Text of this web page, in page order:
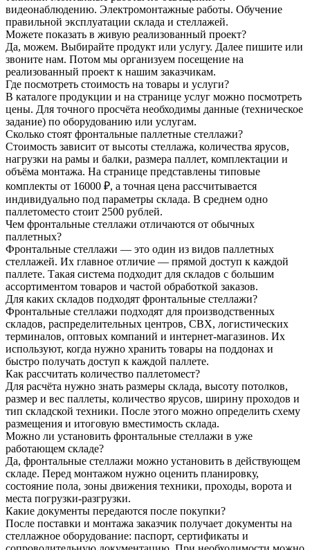
видеонаблюдению. Электромонтажные работы. Обучение
правильной эксплуатации склада и стеллажей.
Можете показать в живую реализованный проект?
Да, можем. Выбирайте продукт или услугу. Далее пишите или
звоните нам. Потом мы организуем посещение на
реализованный проект к нашим заказчикам.
Где посмотреть стоимость на товары и услуги?
В каталоге продукции и на странице услуг можно посмотреть
цены. Для точного просчёта необходимы данные (техническое
задание) по оборудованию или услугам.
Сколько стоят фронтальные паллетные стеллажи?
Стоимость зависит от высоты стеллажа, количества ярусов,
нагрузки на рамы и балки, размера паллет, комплектации и
объёма монтажа. На странице представлены типовые
комплекты от 16000 ₽, а точная цена рассчитывается
индивидуально под параметры склада. В среднем одно
паллетоместо стоит 2500 рублей.
Чем фронтальные стеллажи отличаются от обычных
паллетных?
Фронтальные стеллажи — это один из видов паллетных
стеллажей. Их главное отличие — прямой доступ к каждой
паллете. Такая система подходит для складов с большим
ассортиментом товаров и частой обработкой заказов.
Для каких складов подходят фронтальные стеллажи?
Фронтальные стеллажи подходят для производственных
складов, распределительных центров, СВХ, логистических
терминалов, оптовых компаний и интернет-магазинов. Их
используют, когда нужно хранить товары на поддонах и
быстро получать доступ к каждой паллете.
Как рассчитать количество паллетомест?
Для расчёта нужно знать размеры склада, высоту потолков,
размер и вес паллеты, количество ярусов, ширину проходов и
тип складской техники. После этого можно определить схему
размещения и итоговую вместимость склада.
Можно ли установить фронтальные стеллажи в уже
работающем складе?
Да, фронтальные стеллажи можно установить в действующем
складе. Перед монтажом нужно оценить планировку,
состояние пола, зоны движения техники, проходы, ворота и
места погрузки-разгрузки.
Какие документы передаются после покупки?
После поставки и монтажа заказчик получает документы на
стеллажное оборудование: паспорт, сертификаты и